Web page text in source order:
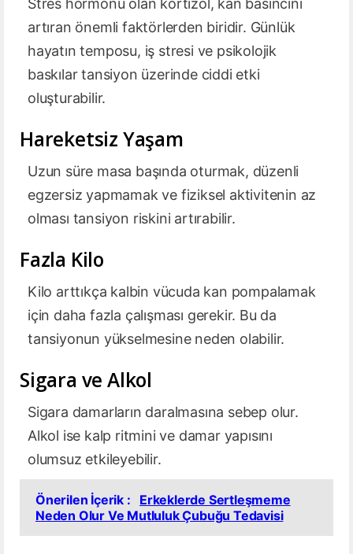
artıran önemli faktörlerden biridir. Günlük
hayatın temposu, iş stresi ve psikolojik
baskılar tansiyon üzerinde ciddi etki
oluşturabilir.
Hareketsiz Yaşam
Uzun süre masa başında oturmak, düzenli
egzersiz yapmamak ve fiziksel aktivitenin az
olması tansiyon riskini artırabilir.
Fazla Kilo
Kilo arttıkça kalbin vücuda kan pompalamak
için daha fazla çalışması gerekir. Bu da
tansiyonun yükselmesine neden olabilir.
Sigara ve Alkol
Sigara damarların daralmasına sebep olur.
Alkol ise kalp ritmini ve damar yapısını
olumsuz etkileyebilir.
Önerilen İçerik :
Erkeklerde Sertleşmeme
Neden Olur Ve Mutluluk Çubuğu Tedavisi